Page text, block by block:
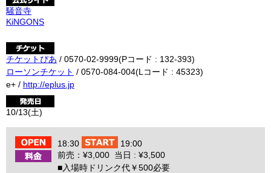
騒音寺
KiNGONS
チケットぴあ / 0570-02-9999(Pコード : 132-393)
ローソンチケット / 0570-084-004(Lコード : 45323)
e+ / http://eplus.jp
10/13(土)
18:30
19:00
前売：¥3,000 当日 : ¥3,500
■入場時ドリンク代￥500必要